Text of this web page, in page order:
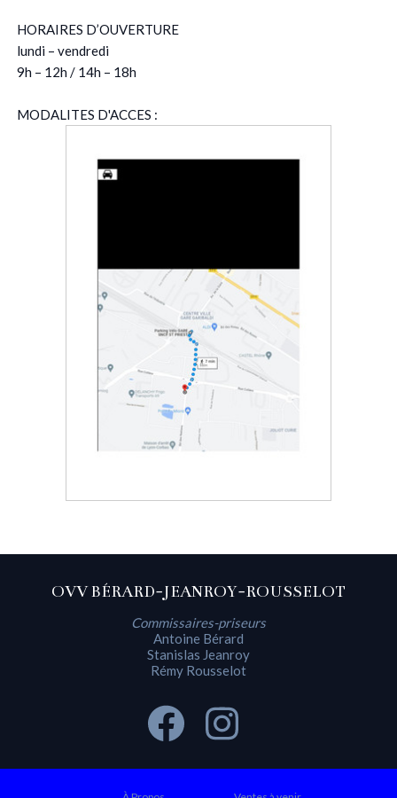
HORAIRES D’OUVERTURE
lundi – vendredi
9h – 12h / 14h – 18h
MODALITES D'ACCES :
OVV BÉRARD-JEANROY-ROUSSELOT
Commissaires-priseurs
Antoine Bérard
Stanislas Jeanroy
Rémy Rousselot